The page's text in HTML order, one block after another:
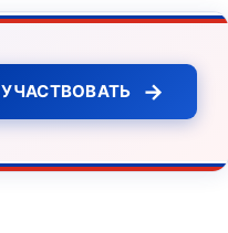
УЧАСТВОВАТЬ →